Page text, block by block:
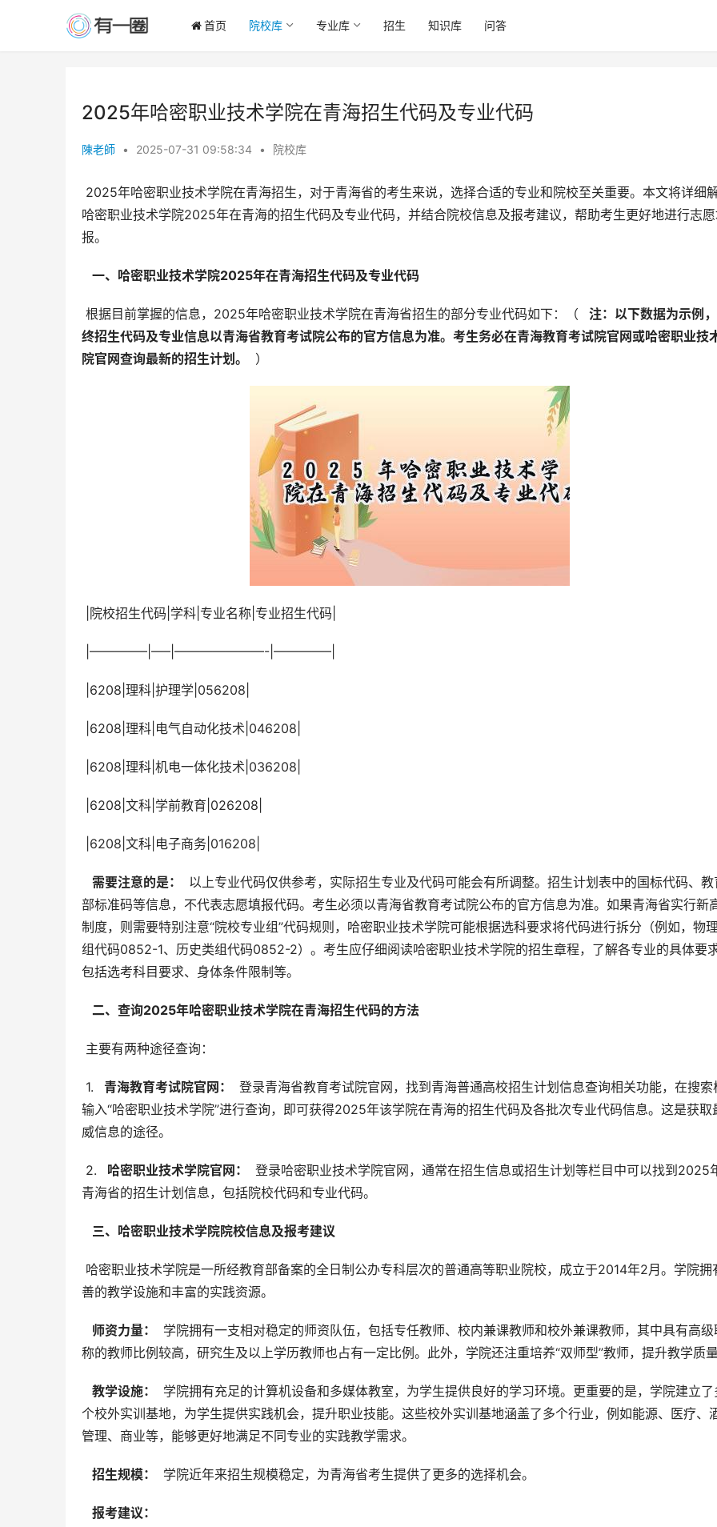
首页 院校库 专业库 招生 知识库 问答
2025年哈密职业技术学院在青海招生代码及专业代码
陳老師 • 2025-07-31 09:58:34 • 院校库
哈密职业技术学院2025年在青海的招生代码及专业代码，并结合院校信息及报考建议，帮助考生更好地进行志
报。
  一、哈密职业技术学院2025年在青海招生代码及专业代码
根据目前掌握的信息，2025年哈密职业技术学院在青海省招生的部分专业代码如下：（
注：以下数据为示例
终招生代码及专业信息以青海省教育考试院公布的官方信息为准。考生务必在青海教育考试院官网或哈密职业技
院官网查询最新的招生计划。
）
|院校招生代码|学科|专业名称|专业招生代码|
|————–|—–|———————-|————–|
|6208|理科|护理学|056208|
|6208|理科|电气自动化技术|046208|
|6208|理科|机电一体化技术|036208|
|6208|文科|学前教育|026208|
|6208|文科|电子商务|016208|
  需要注意的是：
以上专业代码仅供参考，实际招生专业及代码可能会有所调整。招生计划表中的国标代码、教
部标准码等信息，不代表志愿填报代码。考生必须以青海省教育考试院公布的官方信息为准。如果青海省实行新
制度，则需要特别注意“院校专业组”代码规则，哈密职业技术学院可能根据选科要求将代码进行拆分（例如，物
组代码0852-1、历史类组代码0852-2）。考生应仔细阅读哈密职业技术学院的招生章程，了解各专业的具体要
包括选考科目要求、身体条件限制等。
  二、查询2025年哈密职业技术学院在青海招生代码的方法
主要有两种途径查询：
1.
  青海教育考试院官网：
登录青海省教育考试院官网，找到青海普通高校招生计划信息查询相关功能，在搜索
输入“哈密职业技术学院”进行查询，即可获得2025年该学院在青海的招生代码及各批次专业代码信息。这是获取
威信息的途径。
2.
  哈密职业技术学院官网：
登录哈密职业技术学院官网，通常在招生信息或招生计划等栏目中可以找到2025
青海省的招生计划信息，包括院校代码和专业代码。
  三、哈密职业技术学院院校信息及报考建议
善的教学设施和丰富的实践资源。
  师资力量：
学院拥有一支相对稳定的师资队伍，包括专任教师、校内兼课教师和校外兼课教师，其中具有高级
称的教师比例较高，研究生及以上学历教师也占有一定比例。此外，学院还注重培养“双师型”教师，提升教学质
  教学设施：
学院拥有充足的计算机设备和多媒体教室，为学生提供良好的学习环境。更重要的是，学院建立了
个校外实训基地，为学生提供实践机会，提升职业技能。这些校外实训基地涵盖了多个行业，例如能源、医疗、
管理、商业等，能够更好地满足不同专业的实践教学需求。
  招生规模：
学院近年来招生规模稳定，为青海省考生提供了更多的选择机会。
  报考建议：